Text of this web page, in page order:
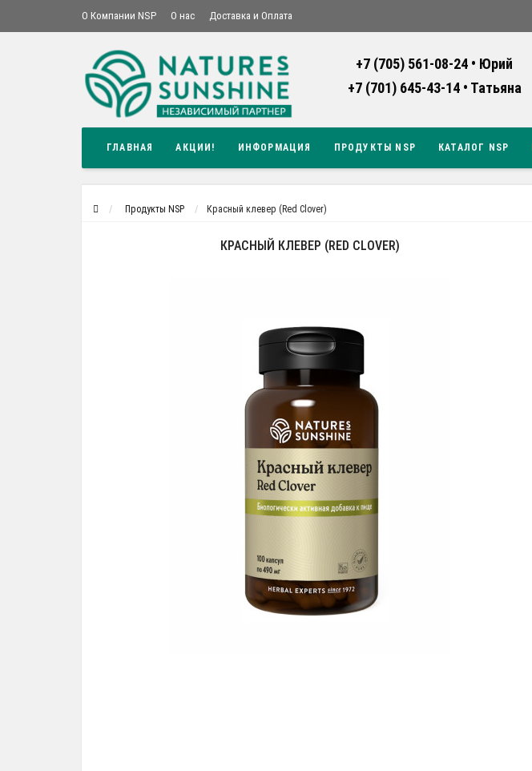
О Компании NSP О нас Доставка и Оплата
+7 (705) 561-08-24 • Юрий
+7 (701) 645-43-14 • Татьяна
ГЛАВНАЯ АКЦИИ! ИНФОРМАЦИЯ ПРОДУКТЫ NSP КАТАЛОГ NSP
Продукты NSP Красный клевер (Red Clover)
КРАСНЫЙ КЛЕВЕР (RED CLOVER)